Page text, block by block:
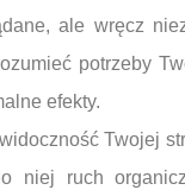
ale wręcz
potrzeby
efekty.
Twojej
niej ruch